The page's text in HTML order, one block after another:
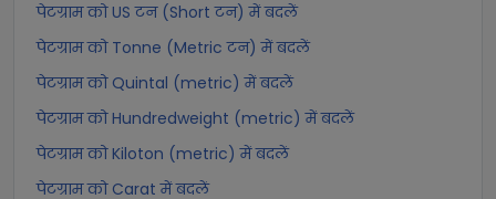
पेटग्राम को US टन (Short टन) में बदलें
पेटग्राम को Tonne (Metric टन) में बदलें
पेटग्राम को Quintal (metric) में बदलें
पेटग्राम को Hundredweight (metric) में बदलें
पेटग्राम को Kiloton (metric) में बदलें
पेटग्राम को Carat में बदलें